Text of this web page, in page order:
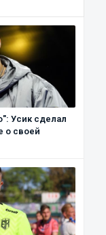
Усик сделал
о своей